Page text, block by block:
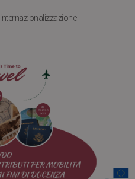
internazionalizzazione